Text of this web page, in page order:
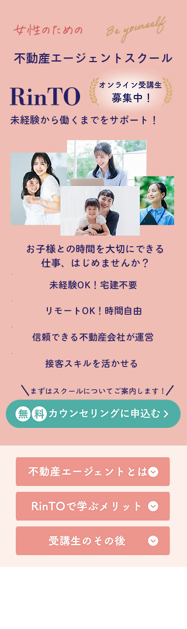
女性のための
不動産エージェントスクール
未経験から働くまでをサポート！
お子様との時間を大切にできる
仕事、はじめませんか？
未経験OK！宅建不要
リモートOK！時間自由
信頼できる不動産会社が運営
接客スキルを活かせる
まずはスクールについてご案内します！